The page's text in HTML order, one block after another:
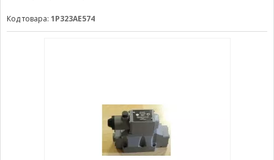
Код товара: 1Р323АЕ574